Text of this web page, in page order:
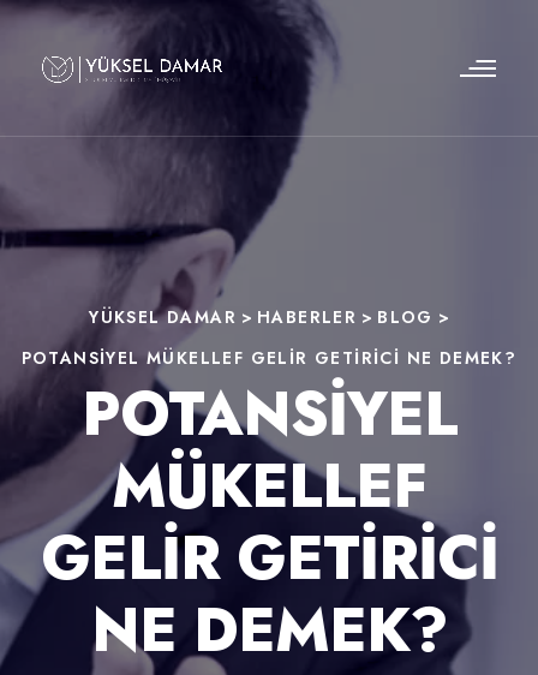
YÜKSEL DAMAR > HABERLER > BLOG >
POTANSIYEL MÜKELLEF GELIR GETIRICI NE DEMEK?
POTANSIYEL
MÜKELLEF
GELIR GETIRICI
NE DEMEK?